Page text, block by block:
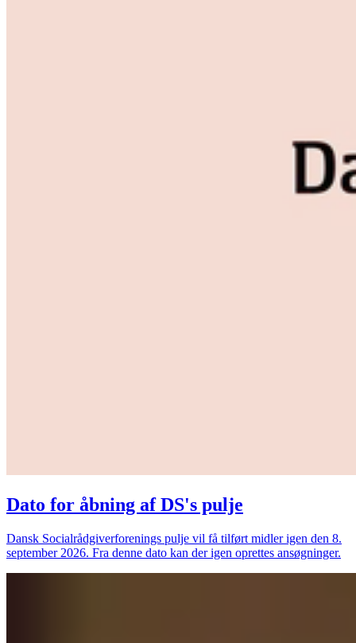
Dato for åbning af DS's pulje
Dansk Socialrådgiverforenings pulje vil få tilført midler igen den 8.
september 2026. Fra denne dato kan der igen oprettes ansøgninger.